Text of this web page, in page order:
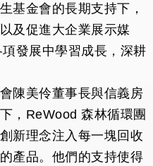
基金會的長期支持下，
及促進大企業展示媒
發展中學習成長，深耕
陳美伶董事長與信義房
，ReWood 森林循環團
新理念注入每一塊回收
產品。他們的支持使得